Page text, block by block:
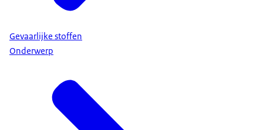
Gevaarlijke stoffen
Onderwerp